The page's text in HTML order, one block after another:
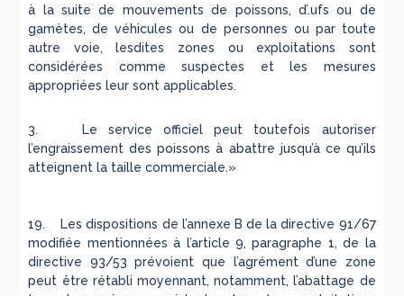
à la suite de mouvements de poissons, d’.ufs ou de
gamètes, de véhicules ou de personnes ou par toute
autre voie, lesdites zones ou exploitations sont
considérées comme suspectes et les mesures
appropriées leur sont applicables.
3. Le service officiel peut toutefois autoriser
l’engraissement des poissons à abattre jusqu’à ce qu’ils
atteignent la taille commerciale.»
19. Les dispositions de l’annexe B de la directive 91/67
modifiée mentionnées à l’article 9, paragraphe 1, de la
directive 93/53 prévoient que l’agrément d’une zone
peut être rétabli moyennant, notamment, l’abattage de